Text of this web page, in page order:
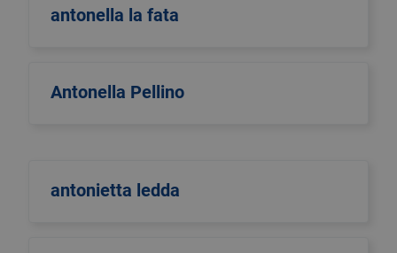
antonella la fata
Antonella Pellino
antonietta ledda